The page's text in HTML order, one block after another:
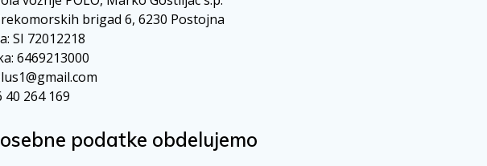
brigad 6, 6230 Postojna
SI 72012218
6469213000
264 169
podatke obdelujemo